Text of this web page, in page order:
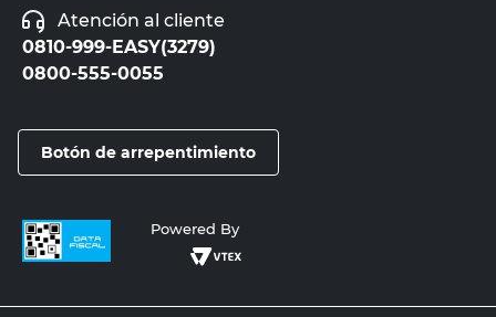
Atención al cliente
0810-999-EASY(3279)
0800-555-0055
Botón de arrepentimiento
Powered By